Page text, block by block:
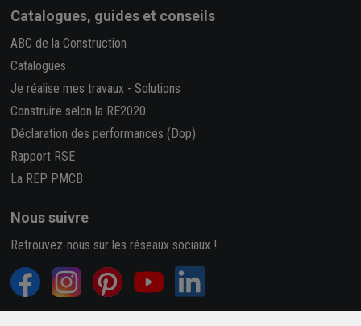
Catalogues, guides et conseils
ABC de la Construction
Catalogues
Je réalise mes travaux - Solutions
Construire selon la RE2020
Déclaration des performances (Dop)
Rapport RSE
La REP PMCB
Nous suivre
Retrouvez-nous sur les réseaux sociaux !